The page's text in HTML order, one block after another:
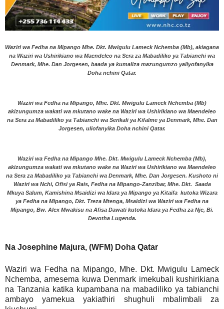
Waziri wa Fedha na Mipango Mhe. Dkt. Mwigulu Lameck Nchemba (Mb), akiagana
na Waziri wa Ushirikiano wa Maendeleo na Sera za Mabadiliko ya Tabianchi wa
Denmark, Mhe. Dan Jorgesen, baada ya kumaliza mazungumzo yaliyofanyika
Doha nchini Qatar.
Waziri wa Fedha na Mipango, Mhe. Dkt. Mwigulu Lameck Nchemba (Mb)
akizungumza wakati wa mkutano wake na Waziri wa Ushirikiano wa Maendeleo
na Sera za Mabadiliko ya Tabianchi wa Serikali ya Kifalme ya Denmark, Mhe. Dan
Jorgesen, uliofanyika Doha nchini Qatar.
Waziri wa Fedha na Mipango Mhe. Dkt. Mwigulu Lameck Nchemba (Mb),
akizungumza wakati wa mkutano wake na Waziri wa Ushirikiano wa Maendeleo
na Sera za Mabadiliko ya Tabianchi wa Denmark, Mhe. Dan Jorgesen. Kushoto ni
Waziri wa Nchi, Ofisi ya Rais, Fedha na Mipango-Zanzibar, Mhe. Dkt. Saada
Mkuya Salum, Kamishina Msaidizi wa Idara ya Mipango ya Kitaifa kutoka Wizara
ya Fedha na Mipango, Dkt. Treza Mtenga, Msaidizi wa Waziri wa Fedha na
Mipango, Bw. Alex Mwakisu na Afisa Dawati kutoka Idara ya Fedha za Nje, Bi.
Devotha Lugenda.
Na Josephine Majura, (WFM) Doha Qatar
Waziri wa Fedha na Mipango, Mhe. Dkt. Mwigulu Lameck
Nchemba, amesema kuwa Denmark imekubali kushirikiana
na Tanzania katika kupambana na mabadiliko ya tabianchi
ambayo yamekua yakiathiri shughuli mbalimbali za